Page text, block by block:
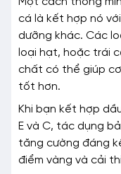
cá là kết hợp nó
dưỡng khác. Các
loại hạt, hoặc trái
chất có thể giúp
tốt hơn.
Khi bạn kết hợp
E và C, tác dụng
tăng cường đáng
điểm vàng và cải